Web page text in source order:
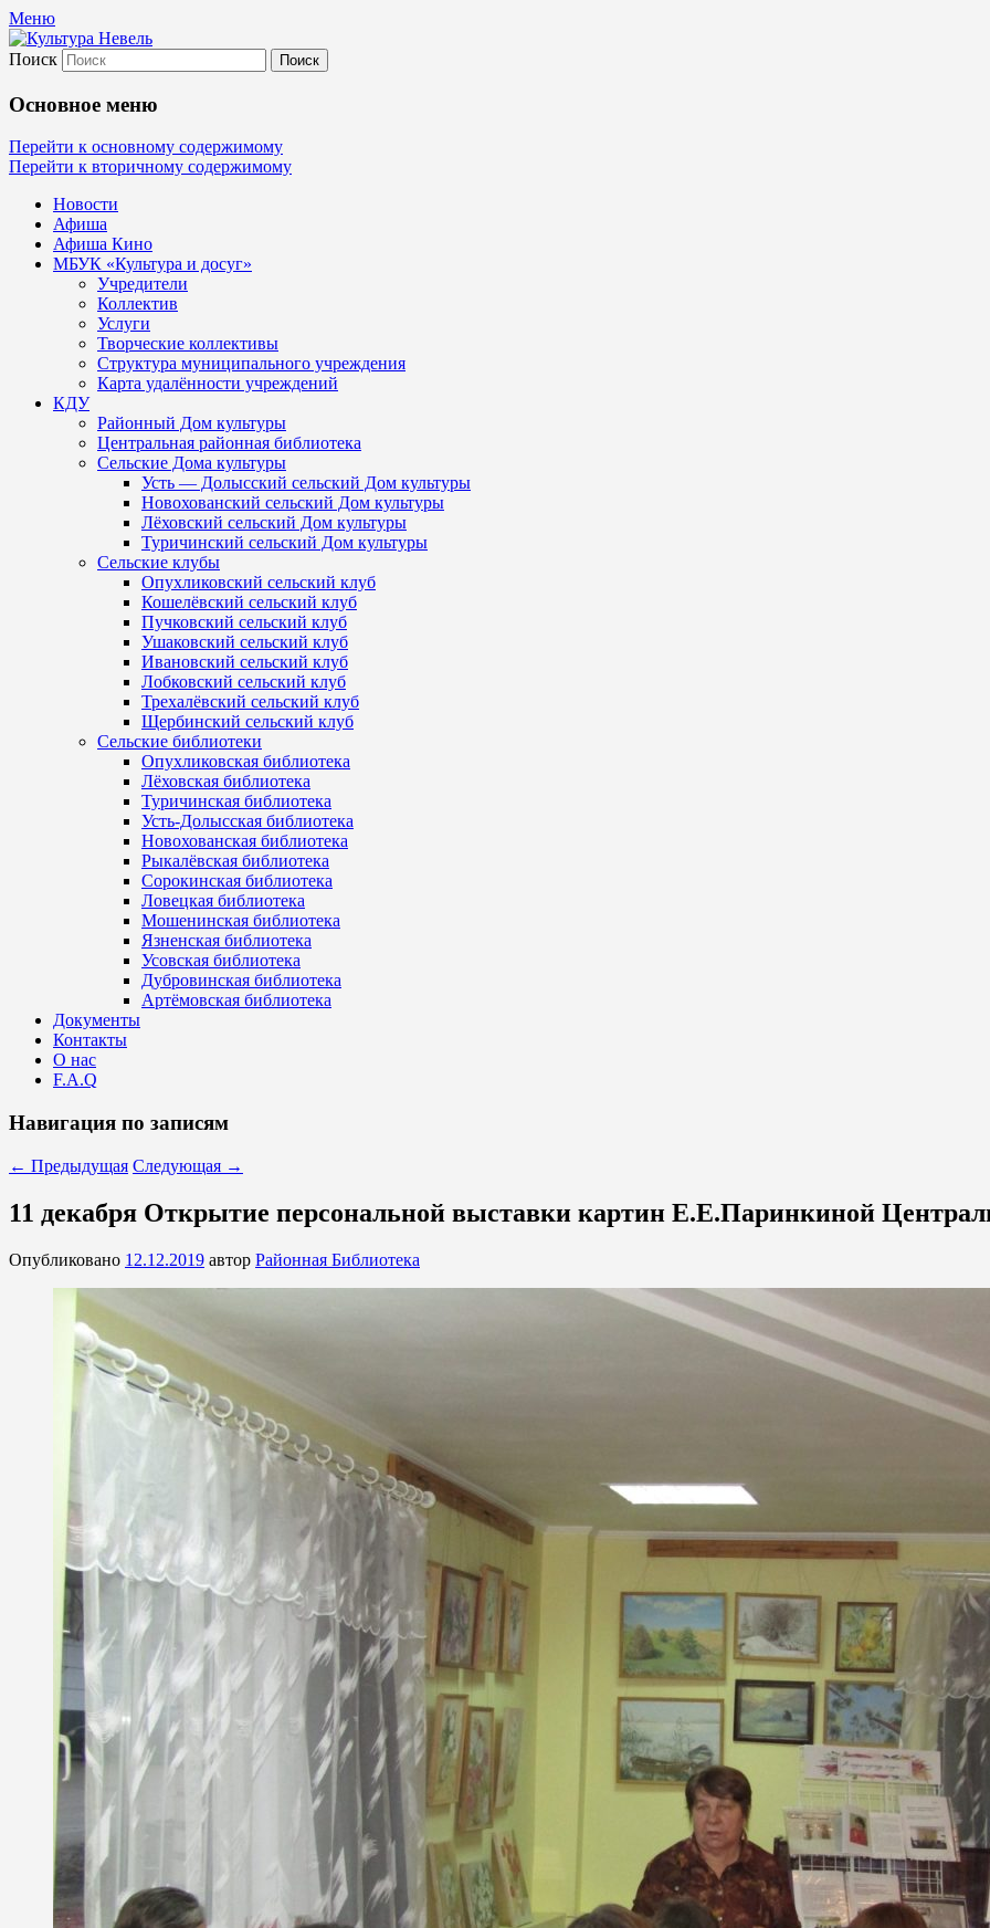
Меню
Культура Невель
МБУК Невельского района "Культура и досуг"
Поиск
Основное меню
Перейти к основному содержимому
Перейти к вторичному содержимому
Новости
Афиша
Афиша Кино
МБУК «Культура и досуг»
Учредители
Коллектив
Услуги
Творческие коллективы
Структура муниципального учреждения
Карта удалённости учреждений
КДУ
Районный Дом культуры
Центральная районная библиотека
Сельские Дома культуры
Усть — Долысский сельский Дом культуры
Новохованский сельский Дом культуры
Лёховский сельский Дом культуры
Туричинский сельский Дом культуры
Сельские клубы
Опухликовский сельский клуб
Кошелёвский сельский клуб
Пучковский сельский клуб
Ушаковский сельский клуб
Ивановский сельский клуб
Лобковский сельский клуб
Трехалёвский сельский клуб
Щербинский сельский клуб
Сельские библиотеки
Опухликовская библиотека
Лёховская библиотека
Туричинская библиотека
Усть-Долысская библиотека
Новохованская библиотека
Рыкалёвская библиотека
Сорокинская библиотека
Ловецкая библиотека
Мошенинская библиотека
Язненская библиотека
Усовская библиотека
Дубровинская библиотека
Артёмовская библиотека
Документы
Контакты
О нас
F.A.Q
Навигация по записям
← Предыдущая Следующая →
11 декабря Открытие персональной выставки картин Е.Е.Паринкиной
Опубликовано 12.12.2019 автор Районная Библиотека